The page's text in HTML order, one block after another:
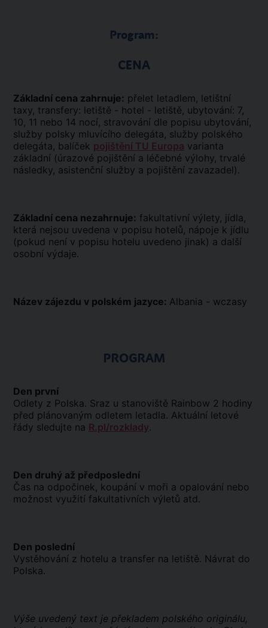
Program:
CENA
Základní cena zahrnuje: přelet letadlem, letištní
taxy, transfery: letiště - hotel - letiště, ubytování: 7,
10, 11 nebo 14 nocí, stravování dle popisu ubytování,
služby polsky mluvícího delegáta, služby polského
delegáta, balíček pojištění TU Europa varianta
základní (úrazové pojištění a léčebné výlohy, trvalé
následky, asistenční služby a pojištění zavazadel).
Základní cena nezahrnuje: fakultativní výlety, jídla,
která nejsou uvedena v popisu hotelů, nápoje k jídlu
(pokud není v popisu hotelu uvedeno jinak) a další
osobní výdaje.
Název zájezdu v polském jazyce: Albania - wczasy
PROGRAM
Den první
Odlety z Polska. Sraz u stanoviště Rainbow 2 hodiny
před plánovaným odletem letadla. Aktuální letové
řády sledujte na R.pl/rozklady.
Den druhý až předposlední
Čas na odpočinek, koupání v moři a opalování nebo
možnost využití fakultativních výletů atd.
Den poslední
Vystěhování z hotelu a transfer na letiště. Návrat do
Polska.
Výše uvedený text je překladem polského originálu,